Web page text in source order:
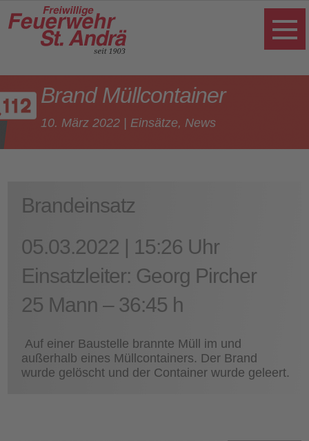
Brand Müllcontainer
10. März 2022 Einsätze, News
Brandeinsatz
05.03.2022 | 15:26 Uhr
Einsatzleiter: Georg Pircher
25 Mann – 36:45 h
Auf einer Baustelle brannte Müll im und
außerhalb eines Müllcontainers. Der Brand
wurde gelöscht und der Container wurde geleert.